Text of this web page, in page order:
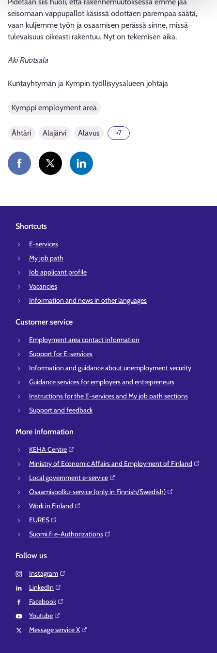
seisomaan vappupallot käsissä odottaen parempaa säätä,
vaan kuljemme työn ja osaamisen perässä sinne, missä
tulevaisuus oikeasti rakentuu. Nyt on tekemisen aika.
Aki Ruotsala
Kuntayhtymän ja Kympin työllisyysalueen johtaja
Kymppi employment area
Ähtäri Alajärvi Alavus +7
Shortcuts
E-services
My job path
Job applicant profile
Vacancies
Information and news in other languages
Customer service
Employment area contact information
Support for E-services
Information and guidance about unemployment security
Guidance services for employers and entrepreneurs
Instructions for the E-services and My job path sections
Support and feedback
More information
KEHA Centre⁠
Ministry of Economic Affairs and Employment of Finland⁠
Local government e-service⁠
Osaamispolku-service (only in Finnish/Swedish)⁠
Work in Finland⁠
EURES⁠
Suomi.fi e-Authorizations⁠
Follow us
Instagram⁠
LinkedIn⁠
Facebook⁠
Youtube⁠
Message service X⁠